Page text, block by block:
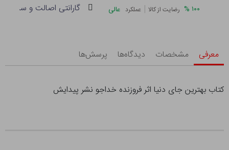
۱۰۰ % رضایت از کالا | عملکرد عالی گارانتی اصالت و سلامت
معرفی مشخصات دیدگاه‌ها پرسش‌ها
کتاب بهترین جای دنیا اثر فروزنده خداجو نشر پیدایش